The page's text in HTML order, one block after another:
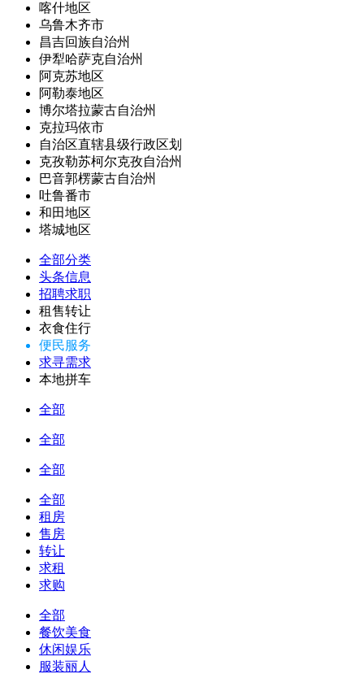
喀什地区
乌鲁木齐市
昌吉回族自治州
伊犁哈萨克自治州
阿克苏地区
阿勒泰地区
博尔塔拉蒙古自治州
克拉玛依市
自治区直辖县级行政区划
克孜勒苏柯尔克孜自治州
巴音郭楞蒙古自治州
吐鲁番市
和田地区
塔城地区
全部分类
头条信息
招聘求职
租售转让
衣食住行
便民服务
求寻需求
本地拼车
全部
全部
全部
全部
租房
售房
转让
求租
求购
全部
餐饮美食
休闲娱乐
服装丽人